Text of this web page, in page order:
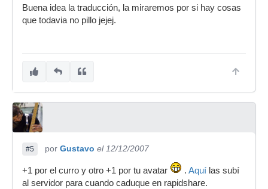
Buena idea la traducción, la miraremos por si hay cosas
que todavia no pillo jejej.
#5 por Gustavo el 12/12/2007
+1 por el curro y otro +1 por tu avatar . Aquí las subí
al servidor para cuando caduque en rapidshare.